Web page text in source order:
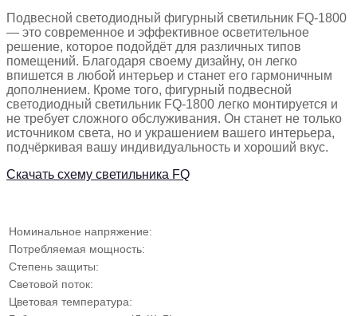
Подвесной светодиодный фигурный светильник FQ-1800
— это современное и эффективное осветительное
решение, которое подойдёт для различных типов
помещений. Благодаря своему дизайну, он легко
впишется в любой интерьер и станет его гармоничным
дополнением. Кроме того, фигурный подвесной
светодиодный светильник FQ-1800 легко монтируется и
не требует сложного обслуживания. Он станет не только
источником света, но и украшением вашего интерьера,
подчёркивая вашу индивидуальность и хороший вкус.
Скачать схему светильника FQ
Номинальное напряжение:
Потребляемая мощность:
Степень защиты:
Световой поток:
Цветовая температура: